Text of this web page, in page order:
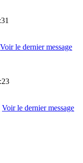
Voir le dernier message
Voir le dernier message